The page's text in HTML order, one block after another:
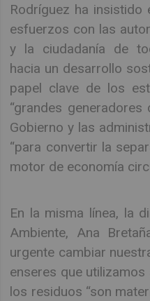
Rodríguez ha insistido
esfuerzos con las
y la ciudadanía de
hacia un desarrollo
papel clave de los
“grandes generadores
Gobierno y las
“para convertir la
motor de economía
En la misma línea, la
Ambiente, Ana
urgente cambiar
enseres que utilizamos
los residuos “son